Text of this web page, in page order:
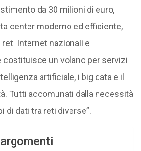
da 30 milioni di euro,
center moderno ed efficiente,
Internet nazionali e
costituisce un volano per servizi
artificiale, i big data e il
Tutti accomunati dalla necessità
di dati tra reti diverse”.